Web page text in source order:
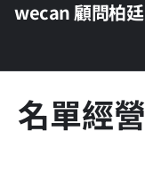
wecan 顧問柏廷
名單經營